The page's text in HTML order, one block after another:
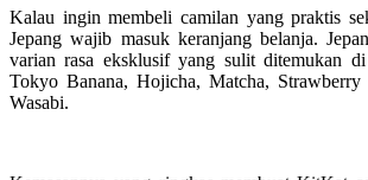
Kalau ingin membeli camilan yang praktis
Jepang wajib masuk keranjang belanja.
varian rasa eksklusif yang sulit ditemukan
Tokyo Banana, Hojicha, Matcha, Strawberry
Wasabi.